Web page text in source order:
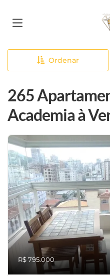
Ordenar
265
Academia à
R$ 795.000